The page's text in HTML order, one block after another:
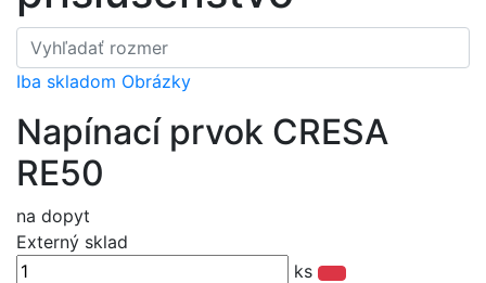
Iba skladom Obrázky
Napínací prvok CRESA
RE50
na dopyt
Externý sklad
ks